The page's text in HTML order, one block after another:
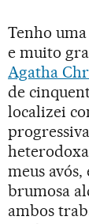
Tenho
e muito
Agatha
de
localizei
meus
brumosa
ambos